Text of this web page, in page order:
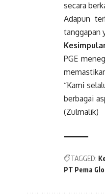
secara
Adapun
tanggapan
PGE
“Kami
berbagai
(Zulmalik)
TAGGED:
PT Pema